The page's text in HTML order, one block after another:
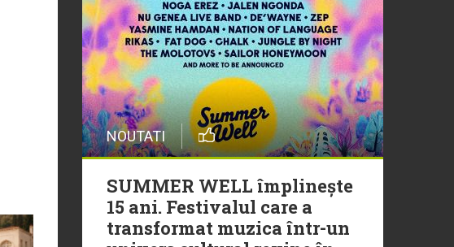
29 Iulie
Trupa Altceva a încheiat
sezonul Morning ZU cu un
moment live memorabil
29 Iulie
NEW MUSIC | 5 piese noi în
playlistul Radio ZU
NOUTATI
SUMMER WELL împlinește
15 ani. Festivalul care a
transformat muzica într-un